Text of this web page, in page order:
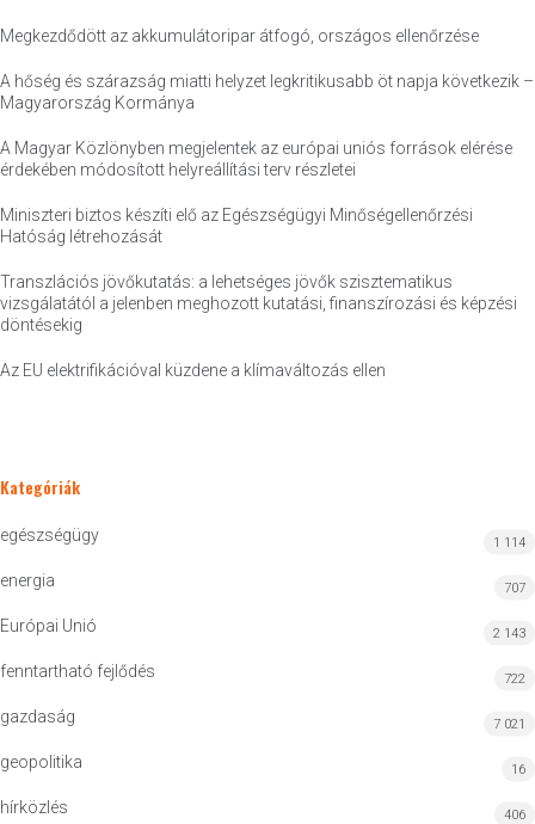
Megkezdődött az akkumulátoripar átfogó, országos ellenőrzése
A hőség és szárazság miatti helyzet legkritikusabb öt napja következik –
Magyarország Kormánya
A Magyar Közlönyben megjelentek az európai uniós források elérése
érdekében módosított helyreállítási terv részletei
Miniszteri biztos készíti elő az Egészségügyi Minőségellenőrzési
Hatóság létrehozását
Transzlációs jövőkutatás: a lehetséges jövők szisztematikus
vizsgálatától a jelenben meghozott kutatási, finanszírozási és képzési
döntésekig
Az EU elektrifikációval küzdene a klímaváltozás ellen
Kategóriák
egészségügy 1 114
energia 707
Európai Unió 2 143
fenntartható fejlődés 722
gazdaság 7 021
geopolitika 16
hírközlés 406